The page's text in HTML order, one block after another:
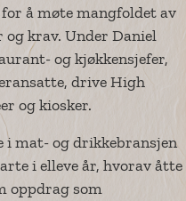
å møte mangfoldet av
og krav. Under Daniel
og kjøkkensjefer,
drive High
og kiosker.
mat- og drikkebransjen
i elleve år, hvorav åtte
oppdrag som